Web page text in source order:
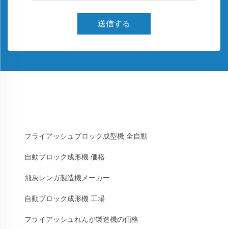
送信する
フライアッシュブロック成型機 全自動
自動ブロック成形機 価格
飛灰レンガ製造機メーカー
自動ブロック成形機 工場
フライアッシュれんが製造機の価格